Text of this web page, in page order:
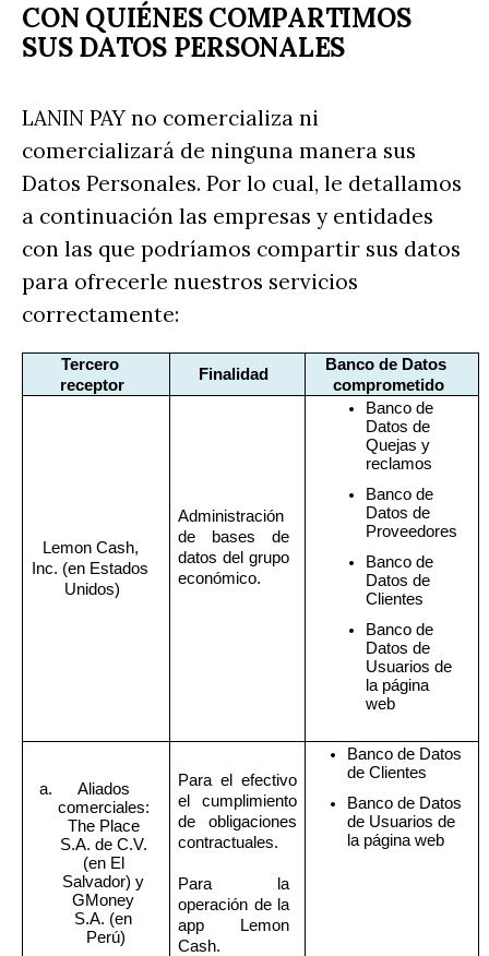
CON QUIÉNES COMPARTIMOS
SUS DATOS PERSONALES
LANIN PAY no comercializa ni
comercializará de ninguna manera sus
Datos Personales. Por lo cual, le detallamos
a continuación las empresas y entidades
con las que podríamos compartir sus datos
para ofrecerle nuestros servicios
correctamente:
Tercero
receptor
Finalidad
Banco de Datos
comprometido
Lemon Cash,
Inc. (en Estados
Unidos)
Administración
de bases de
datos del grupo
económico.
Banco de
Datos de
Quejas y
reclamos
Banco de
Datos de
Proveedores
Banco de
Datos de
Clientes
Banco de
Datos de
Usuarios de
la página
web
Aliados
comerciales:
The Place
S.A. de C.V.
(en El
Salvador) y
GMoney
S.A. (en
Perú)
Para el efectivo
el cumplimiento
de obligaciones
contractuales.
Para la
operación de la
app Lemon
Cash.
Banco de Datos
de Clientes
Banco de Datos
de Usuarios de
la página web